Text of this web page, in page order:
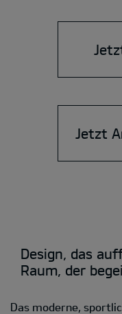
Jetzt
Design, das
Raum, der
Das moderne,